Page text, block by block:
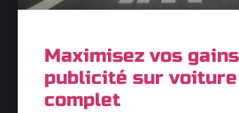
Maximisez vos
publicité sur voiture
complet